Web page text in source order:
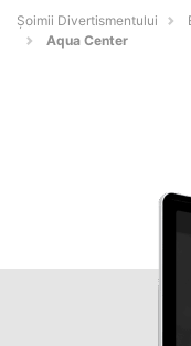
Şoimii Divertismentului
Aqua Center